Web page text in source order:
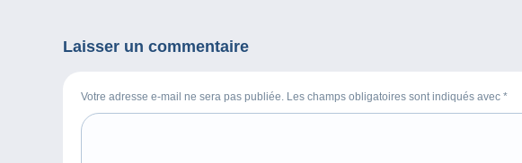
Laisser un commentaire
Votre adresse e-mail ne sera pas publiée. Les champs obligatoires sont indiqués avec *